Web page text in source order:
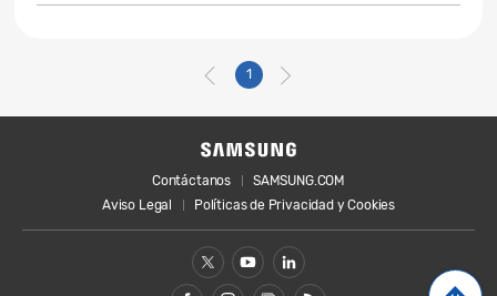
1
Contáctanos
SAMSUNG.COM
Aviso Legal
Políticas de Privacidad y Cookies